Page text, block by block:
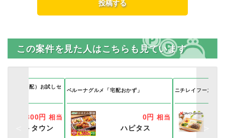
この案件を見た人はこちらも見ています
有機野菜宅配）お試しセ
300円 相当
ポイントタウン
ベルーナグルメ「宅配おかず」
0円 相当
ハピタス
ニチレイフーズダイ